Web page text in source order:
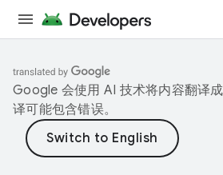
Google 会使用 AI 技术将内容翻译
译可能包含错误。